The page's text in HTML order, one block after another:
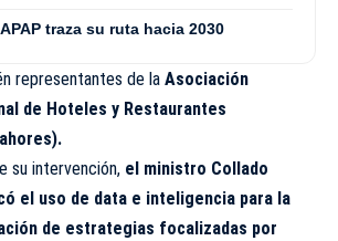
APAP traza su ruta hacia 2030
representantes de la Asociación
de Hoteles y Restaurantes
su intervención, el ministro Collado
el uso de data e inteligencia para la
de estrategias focalizadas por